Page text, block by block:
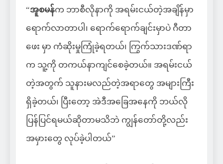
“အူစမန်က ဘာစီလိုနာကို အရမ်းငယ်တဲ့အချိန်မှာ
ရောက်လာတာပါ၊ ရောက်ရောက်ချင်းမှာပဲ ဂီတာ
ဖေး မှာ ကံဆိုးမှုကြုံခဲ့ရတယ်၊ ကြွက်သားဒဏ်ရာ
က သူ့ကို တကယ်နာကျင်စေခဲ့တယ်။ အရမ်းငယ်
တဲ့အတွက် သူနားမလည်တဲ့အရာတွေ အများကြီး
ရှိခဲ့တယ်၊ ပြီးတော့ အဲဒီအခြေအနေကို ဘယ်လို
ပြန်ပြင်ရမယ်ဆိုတာမသိဘဲ ကျွန်တော်တို့လည်း
အမှားတွေ လုပ်ခဲ့ပါတယ်”